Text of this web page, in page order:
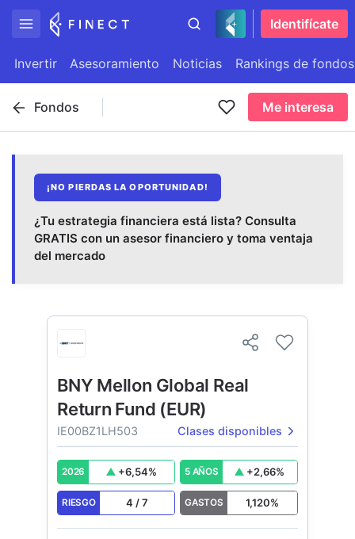
Identifícate
Invertir Asesoramiento Noticias Rankings de fondos
Fondos Me interesa
¡NO PIERDAS LA OPORTUNIDAD!
¿Tu estrategia financiera está lista? Consulta
GRATIS con un asesor financiero y toma ventaja
del mercado
BNY Mellon Global Real
Return Fund (EUR)
IE00BZ1LH503 Clases disponibles
2026 +6,54% 5 AÑOS +2,66%
RIESGO 4 /7 GASTOS 1,120%